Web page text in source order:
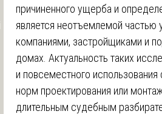
причиненного ущерба и
является неотъемлемой
компаниями, застройщиками и
домах. Актуальность таких
и повсеместного
норм проектирования или
длительным судебным